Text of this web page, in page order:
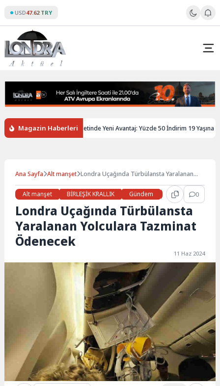
content
USD47.62 TRY
Magazin Haberleri
Gençlere Tren Biletinde Yeni Avantaj: Yüzde 50 İndirim 19 Yaşına
Ana Sayfa Alt manşet Londra Uçağında Türbülansta Yaralanan
Alt manşet
BİRLEŞİK KRALLIK Gündem Haberler 0
Londra Uçağında Türbülansta
Yaralanan Yolculara Tazminat
Ödenecek
11 Haz 2024